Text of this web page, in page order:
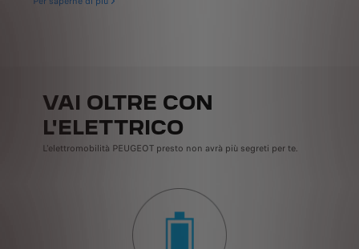
VAI OLTRE CON
L'ELETTRICO
L'elettromobilità PEUGEOT presto non avrà più segreti per te.